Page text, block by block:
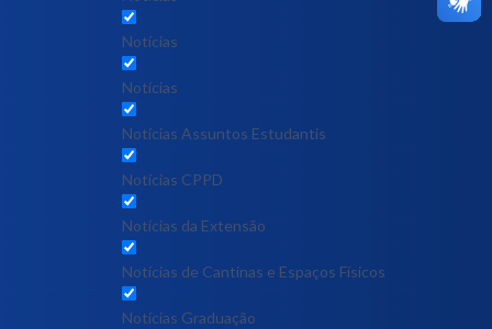
Notícias
Notícias
Notícias Assuntos Estudantis
Notícias CPPD
Notícias da Extensão
Notícias de Cantinas e Espaços Físicos
Notícias Graduação